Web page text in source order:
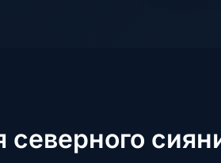
северного